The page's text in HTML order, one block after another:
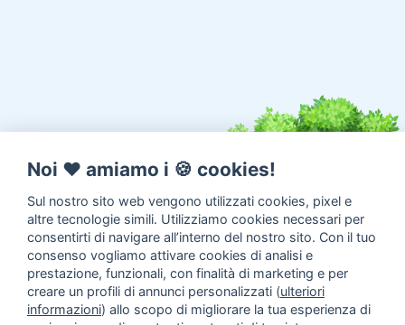
Noi ♥️ amiamo i 🍪 cookies!
Sul nostro sito web vengono utilizzati cookies, pixel e
altre tecnologie simili. Utilizziamo cookies necessari per
consentirti di navigare all’interno del nostro sito. Con il tuo
consenso vogliamo attivare cookies di analisi e
prestazione, funzionali, con finalità di marketing e per
creare un profili di annunci personalizzati (ulteriori
informazioni) allo scopo di migliorare la tua esperienza di